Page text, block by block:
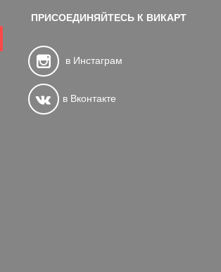
ПРИСОЕДИНЯЙТЕСЬ К ВИКАРТ
в Инстаграм
в Вконтакте